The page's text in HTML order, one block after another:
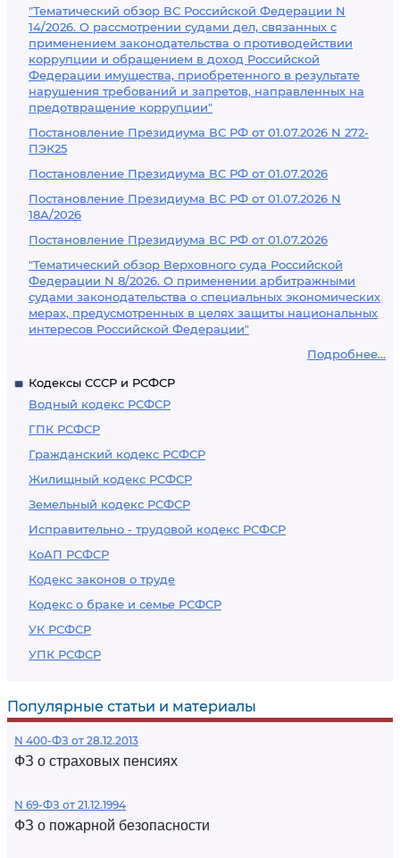
"Тематический обзор ВС Российской Федерации N
14/2026. О рассмотрении судами дел, связанных с
применением законодательства о противодействии
коррупции и обращением в доход Российской
Федерации имущества, приобретенного в результате
нарушения требований и запретов, направленных на
предотвращение коррупции"
Постановление Президиума ВС РФ от 01.07.2026 N 272-
ПЭК25
Постановление Президиума ВС РФ от 01.07.2026
Постановление Президиума ВС РФ от 01.07.2026 N
18А/2026
Постановление Президиума ВС РФ от 01.07.2026
"Тематический обзор Верховного суда Российской
Федерации N 8/2026. О применении арбитражными
судами законодательства о специальных экономических
мерах, предусмотренных в целях защиты национальных
интересов Российской Федерации"
Подробнее...
Кодексы СССР и РСФСР
Водный кодекс РСФСР
ГПК РСФСР
Гражданский кодекс РСФСР
Жилищный кодекс РСФСР
Земельный кодекс РСФСР
Исправительно - трудовой кодекс РСФСР
КоАП РСФСР
Кодекс законов о труде
Кодекс о браке и семье РСФСР
УК РСФСР
УПК РСФСР
Популярные статьи и материалы
N 400-ФЗ от 28.12.2013
ФЗ о страховых пенсиях
N 69-ФЗ от 21.12.1994
ФЗ о пожарной безопасности